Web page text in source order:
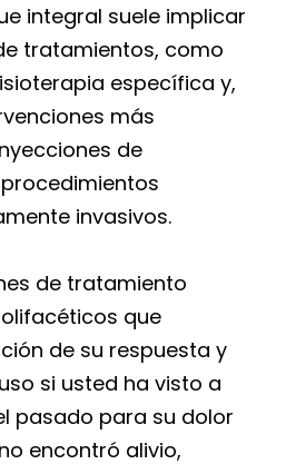
integral suele implicar
tratamientos, como
específica y,
más
de
invasivos.
de tratamiento
que
de su respuesta y
si usted ha visto a
pasado para su dolor
encontró alivio,